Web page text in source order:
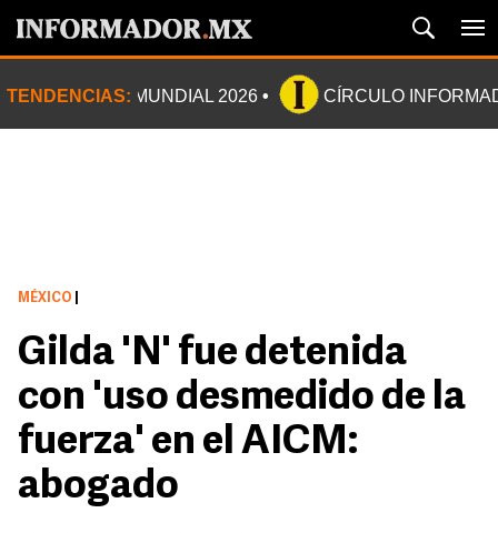
TENDENCIAS: MUNDIAL 2026 CÍRCULO
MÉXICO
Gilda 'N' fue detenida
con 'uso desmedido de la
fuerza' en el AICM:
abogado